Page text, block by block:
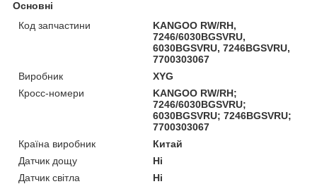
Основні
Код запчастини
KANGOO RW/RH,
7246/6030BGSVRU,
6030BGSVRU, 7246BGSVRU,
7700303067
Виробник
XYG
Кросс-номери
KANGOO RW/RH;
7246/6030BGSVRU;
6030BGSVRU; 7246BGSVRU;
7700303067
Країна виробник
Китай
Датчик дощу
Ні
Датчик світла
Ні